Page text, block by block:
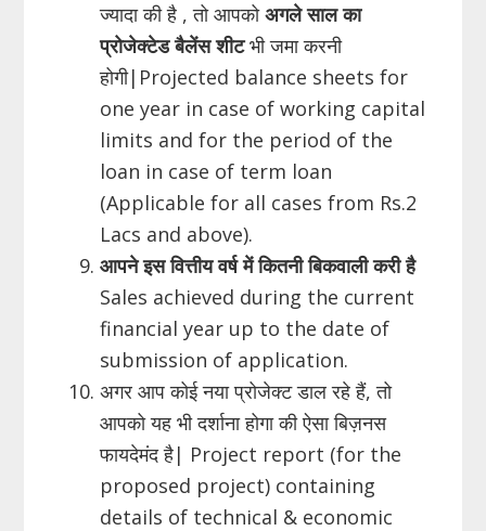
ज्यादा की है , तो आपकोअगले साल का
प्रोजेक्टेड बैलेंस शीटभी जमा करनी
होगी|Projected balance sheets for
one year in case of working capital
limits and for the period of the
loan in case of term loan
(Applicable for all cases from Rs.2
Lacs and above).
आपने इस वित्तीय वर्ष में कितनी बिकवाली करी है
Sales achieved during the current
financial year up to the date of
submission of application.
अगर आप कोई नया प्रोजेक्ट डाल रहे हैं, तो
आपको यह भी दर्शाना होगा की ऐसा बिज़नस
फायदेमंद है| Project report (for the
proposed project) containing
details of technical & economic